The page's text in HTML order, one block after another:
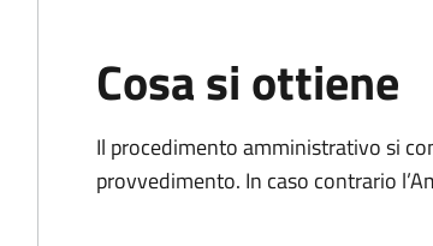
Cosa si ottiene
Il procedimento amministrativo si
provvedimento. In caso contrario